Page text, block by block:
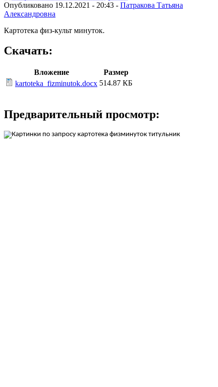
Опубликовано 19.12.2021 - 20:43 - Патракова Татьяна
Александровна
Картотека физ-культ минуток.
Скачать:
Вложение
Размер
kartoteka_fizminutok.docx 514.87 КБ
Предварительный просмотр: